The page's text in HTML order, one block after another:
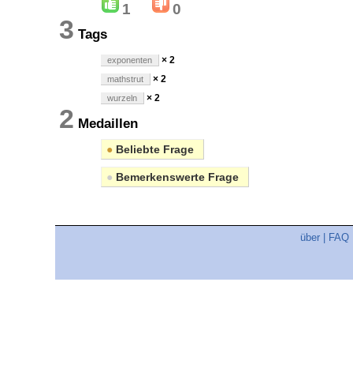
1 0
3 Tags
exponenten × 2
mathstrut × 2
wurzeln × 2
2 Medaillen
● Beliebte Frage
● Bemerkenswerte Frage
über FAQ